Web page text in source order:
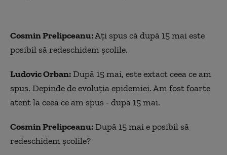
Cosmin Prelipceanu:Ați spus că după 15 mai este
posibil să redeschidem școlile.
Ludovic Orban:După 15 mai, este extact ceea ce am
spus. Depinde de evoluția epidemiei. Am fost foarte
atent la ceea ce am spus - după 15 mai.
Cosmin Prelipceanu:După 15 mai e posibil să
redeschidem școlile?